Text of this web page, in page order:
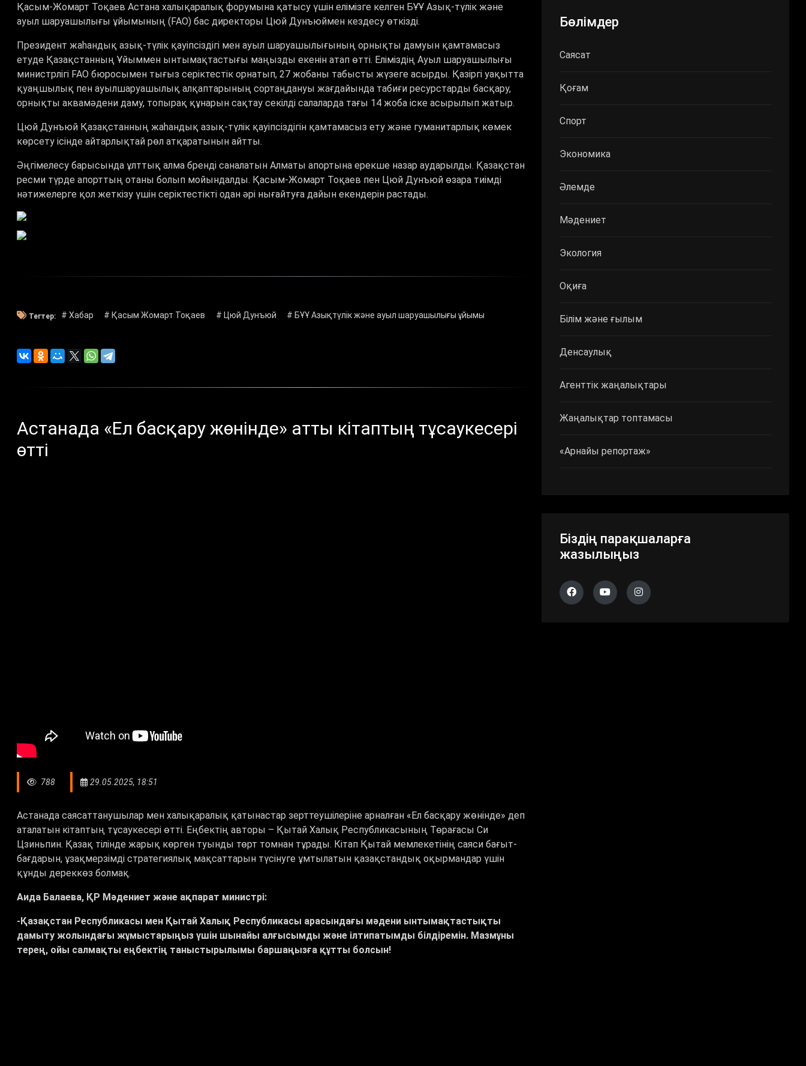
Қасым-Жомарт Тоқаев Астана халықаралық форумына қатысу үшін елімізге келген БҰҰ Азық-түлік және
ауыл шаруашылығы ұйымының (FAO) бас директоры Цюй Дунъюймен кездесу өткізді.
Президент жаһандық азық-түлік қауіпсіздігі мен ауыл шаруашылығының орнықты дамуын қамтамасыз
етуде Қазақстанның Ұйыммен ынтымақтастығы маңызды екенін атап өтті. Еліміздің Ауыл шаруашылығы
министрлігі FAO бюросымен тығыз серіктестік орнатып, 27 жобаны табысты жүзеге асырды. Қазіргі уақытта
қуаңшылық пен ауылшаруашылық алқаптарының сортаңдануы жағдайында табиғи ресурстарды басқару,
орнықты аквамәдени даму, топырақ құнарын сақтау секілді салаларда тағы 14 жоба іске асырылып жатыр.
Цюй Дунъюй Қазақстанның жаһандық азық-түлік қауіпсіздігін қамтамасыз ету және гуманитарлық көмек
көрсету ісінде айтарлықтай рөл атқаратынын айтты.
Әңгімелесу барысында ұлттық алма бренді саналатын Алматы апортына ерекше назар аударылды. Қазақстан
ресми түрде апорттың отаны болып мойындалды. Қасым-Жомарт Тоқаев пен Цюй Дунъюй өзара тиімді
нәтижелерге қол жеткізу үшін серіктестікті одан әрі нығайтуға дайын екендерін растады.
Тегтер: # Хабар # Қасым Жомарт Тоқаев # Цюй Дунъюй # БҰҰ Азықтүлік және ауыл шаруашылығы ұйымы
Астанада «Ел басқару жөнінде» атты кітаптың тұсаукесері
өтті
788 29.05.2025, 18:51
Астанада саясаттанушылар мен халықаралық қатынастар зерттеушілеріне арналған « Ел басқару жөнінде» деп
аталатын кітаптың тұсаукесері өтті. Еңбектің авторы – Қытай Халық Республикасының Төрағасы Си
Цзиньпин. Қазақ тілінде жарық көрген туынды төрт томнан тұрады. Кітап Қытай мемлекетінің саяси бағыт-
бағдарын, ұзақмерзімді стратегиялық мақсаттарын түсінуге ұмтылатын қазақстандық оқырмандар үшін
құнды дереккөз болмақ.
Аида Балаева, ҚР Мәдениет және ақпарат министрі:
-Қазақстан Республикасы мен Қытай Халық Республикасы арасындағы мәдени ынтымақтастықты
дамыту жолындағы жұмыстарыңыз үшін шынайы алғысымды және ілтипатымды білдіремін. Мазмұны
терең, ойы салмақты еңбектің таныстырылымы баршаңызға құтты болсын!
Бөлімдер
Саясат
Қоғам
Спорт
Экономика
Әлемде
Мәдениет
Экология
Оқиға
Білім және ғылым
Денсаулық
Агенттік жаңалықтары
Жаңалықтар топтамасы
«Арнайы репортаж»
Біздің парақшаларға
жазылыңыз